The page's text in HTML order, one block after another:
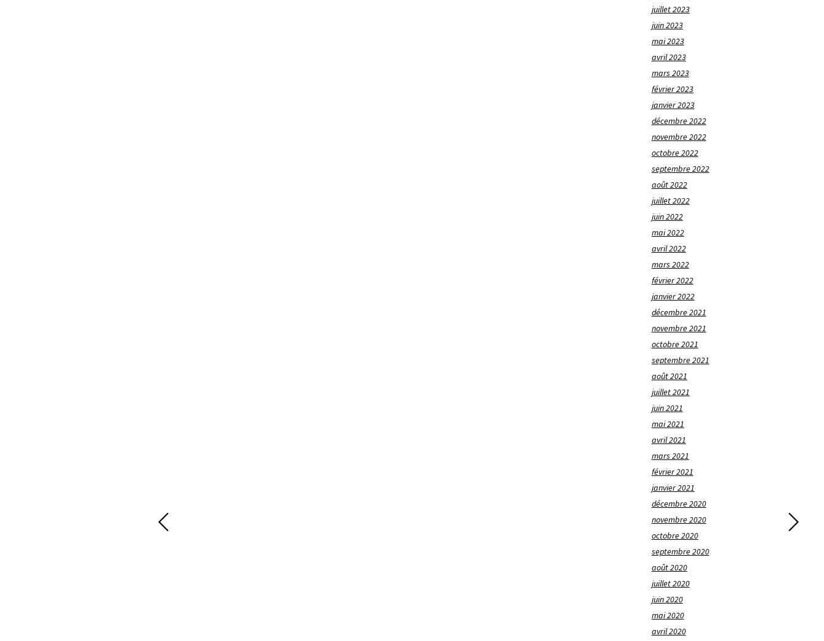
juillet 2023
juin 2023
mai 2023
avril 2023
mars 2023
février 2023
janvier 2023
décembre 2022
novembre 2022
octobre 2022
septembre 2022
août 2022
juillet 2022
juin 2022
mai 2022
avril 2022
mars 2022
février 2022
janvier 2022
décembre 2021
novembre 2021
octobre 2021
septembre 2021
août 2021
juillet 2021
juin 2021
mai 2021
avril 2021
mars 2021
février 2021
janvier 2021
décembre 2020
novembre 2020
octobre 2020
septembre 2020
août 2020
juillet 2020
juin 2020
mai 2020
avril 2020